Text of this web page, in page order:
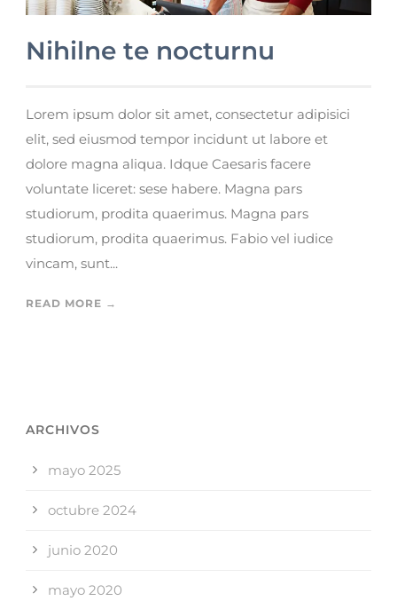
Nihilne te nocturnu
Lorem ipsum dolor sit amet, consectetur adipisici
elit, sed eiusmod tempor incidunt ut labore et
dolore magna aliqua. Idque Caesaris facere
voluntate liceret: sese habere. Magna pars
studiorum, prodita quaerimus. Magna pars
studiorum, prodita quaerimus. Fabio vel iudice
vincam, sunt...
READ MORE →
ARCHIVOS
mayo 2025
octubre 2024
junio 2020
mayo 2020